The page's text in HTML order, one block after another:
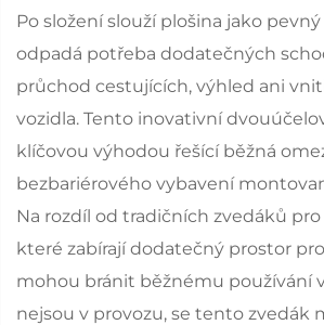
Po složení slouží plošina jako
odpadá potřeba dodatečných
průchod cestujících, výhled ani
vozidla. Tento inovativní
klíčovou výhodou řešící běžná
bezbariérového vybavení
Na rozdíl od tradičních zvedáků
které zabírají dodatečný prostor
mohou bránit běžnému používání
nejsou v provozu, se tento zvedák